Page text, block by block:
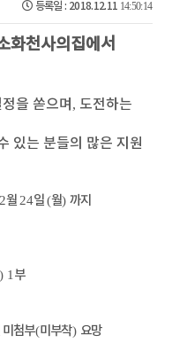
등록일 : 2018.12.11 14:50:14
화천사의집에서
을 쏟으며 , 도전하는
있는 분들의 많은 지원
월24일(월)까지
) 1부
미첨부(미부착) 요망